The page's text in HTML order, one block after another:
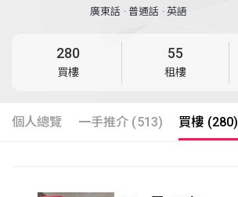
廣東話 ·普通話 ·英語
280
買樓
55
租樓
個人總覽 一手推介 (513) 買樓 (280)